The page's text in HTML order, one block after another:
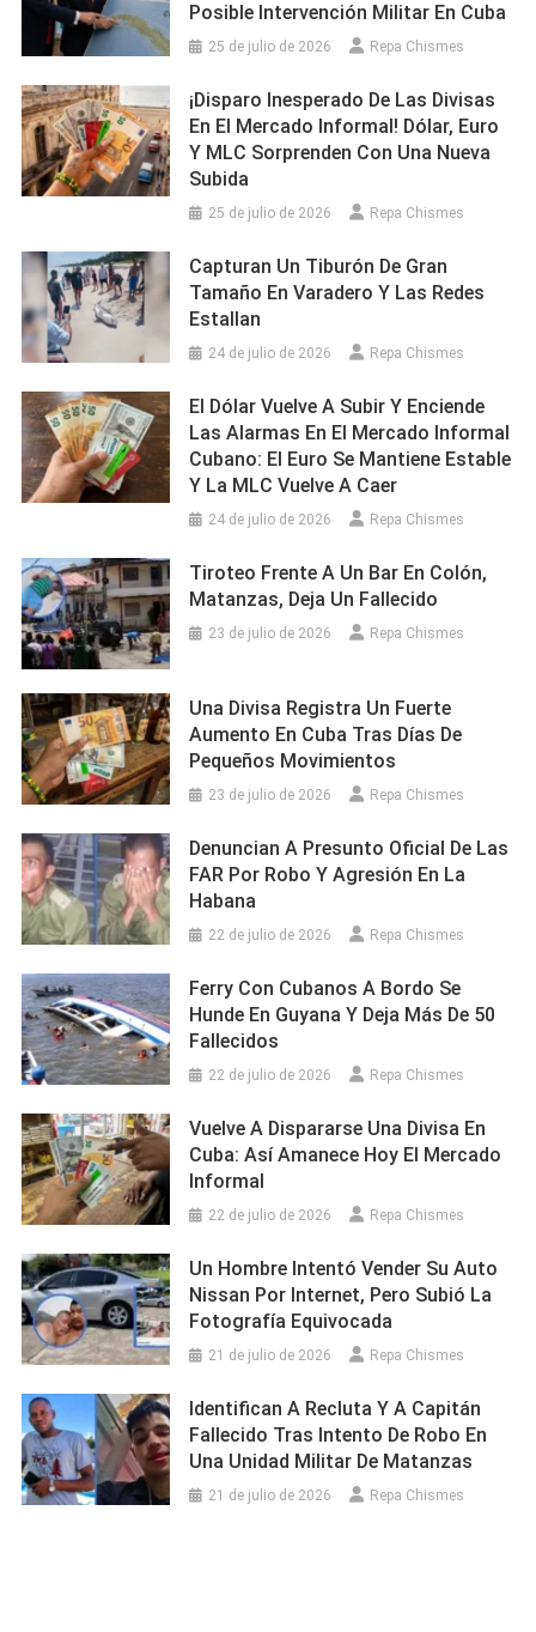
Posible Intervención Militar En Cuba
25 de julio de 2026 Repa Chismes
¡Disparo Inesperado De Las Divisas
En El Mercado Informal! Dólar, Euro
Y MLC Sorprenden Con Una Nueva
Subida
25 de julio de 2026 Repa Chismes
Capturan Un Tiburón De Gran
Tamaño En Varadero Y Las Redes
Estallan
24 de julio de 2026 Repa Chismes
El Dólar Vuelve A Subir Y Enciende
Las Alarmas En El Mercado Informal
Cubano: El Euro Se Mantiene Estable
Y La MLC Vuelve A Caer
24 de julio de 2026 Repa Chismes
Tiroteo Frente A Un Bar En Colón,
Matanzas, Deja Un Fallecido
23 de julio de 2026 Repa Chismes
Una Divisa Registra Un Fuerte
Aumento En Cuba Tras Días De
Pequeños Movimientos
23 de julio de 2026 Repa Chismes
Denuncian A Presunto Oficial De Las
FAR Por Robo Y Agresión En La
Habana
22 de julio de 2026 Repa Chismes
Ferry Con Cubanos A Bordo Se
Hunde En Guyana Y Deja Más De 50
Fallecidos
22 de julio de 2026 Repa Chismes
Vuelve A Dispararse Una Divisa En
Cuba: Así Amanece Hoy El Mercado
Informal
22 de julio de 2026 Repa Chismes
Un Hombre Intentó Vender Su Auto
Nissan Por Internet, Pero Subió La
Fotografía Equivocada
21 de julio de 2026 Repa Chismes
Identifican A Recluta Y A Capitán
Fallecido Tras Intento De Robo En
Una Unidad Militar De Matanzas
21 de julio de 2026 Repa Chismes